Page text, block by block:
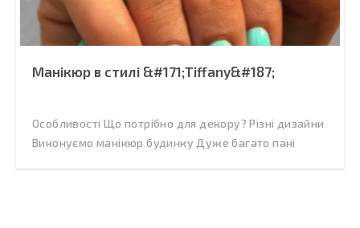
Манікюр в стилі &#171;Tiffany&#187;
Особливості Що потрібно для декору? Різні дизайни
Виконуємо манікюр будинку Дуже багато пані